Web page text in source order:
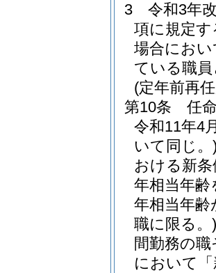
3
令和3年
項に規定
場合にお
ている職
(定年前再
第10条
任
令和11年4
いて同じ。
おける新
年相当年
年相当年
職に限る。)
間勤務の
において